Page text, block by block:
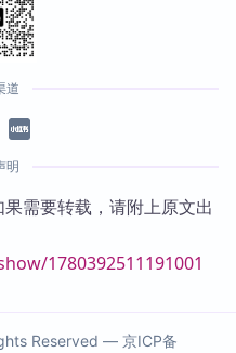
道
明
需要转载，请附上原文出
1780392511191001
Reserved — 京ICP备